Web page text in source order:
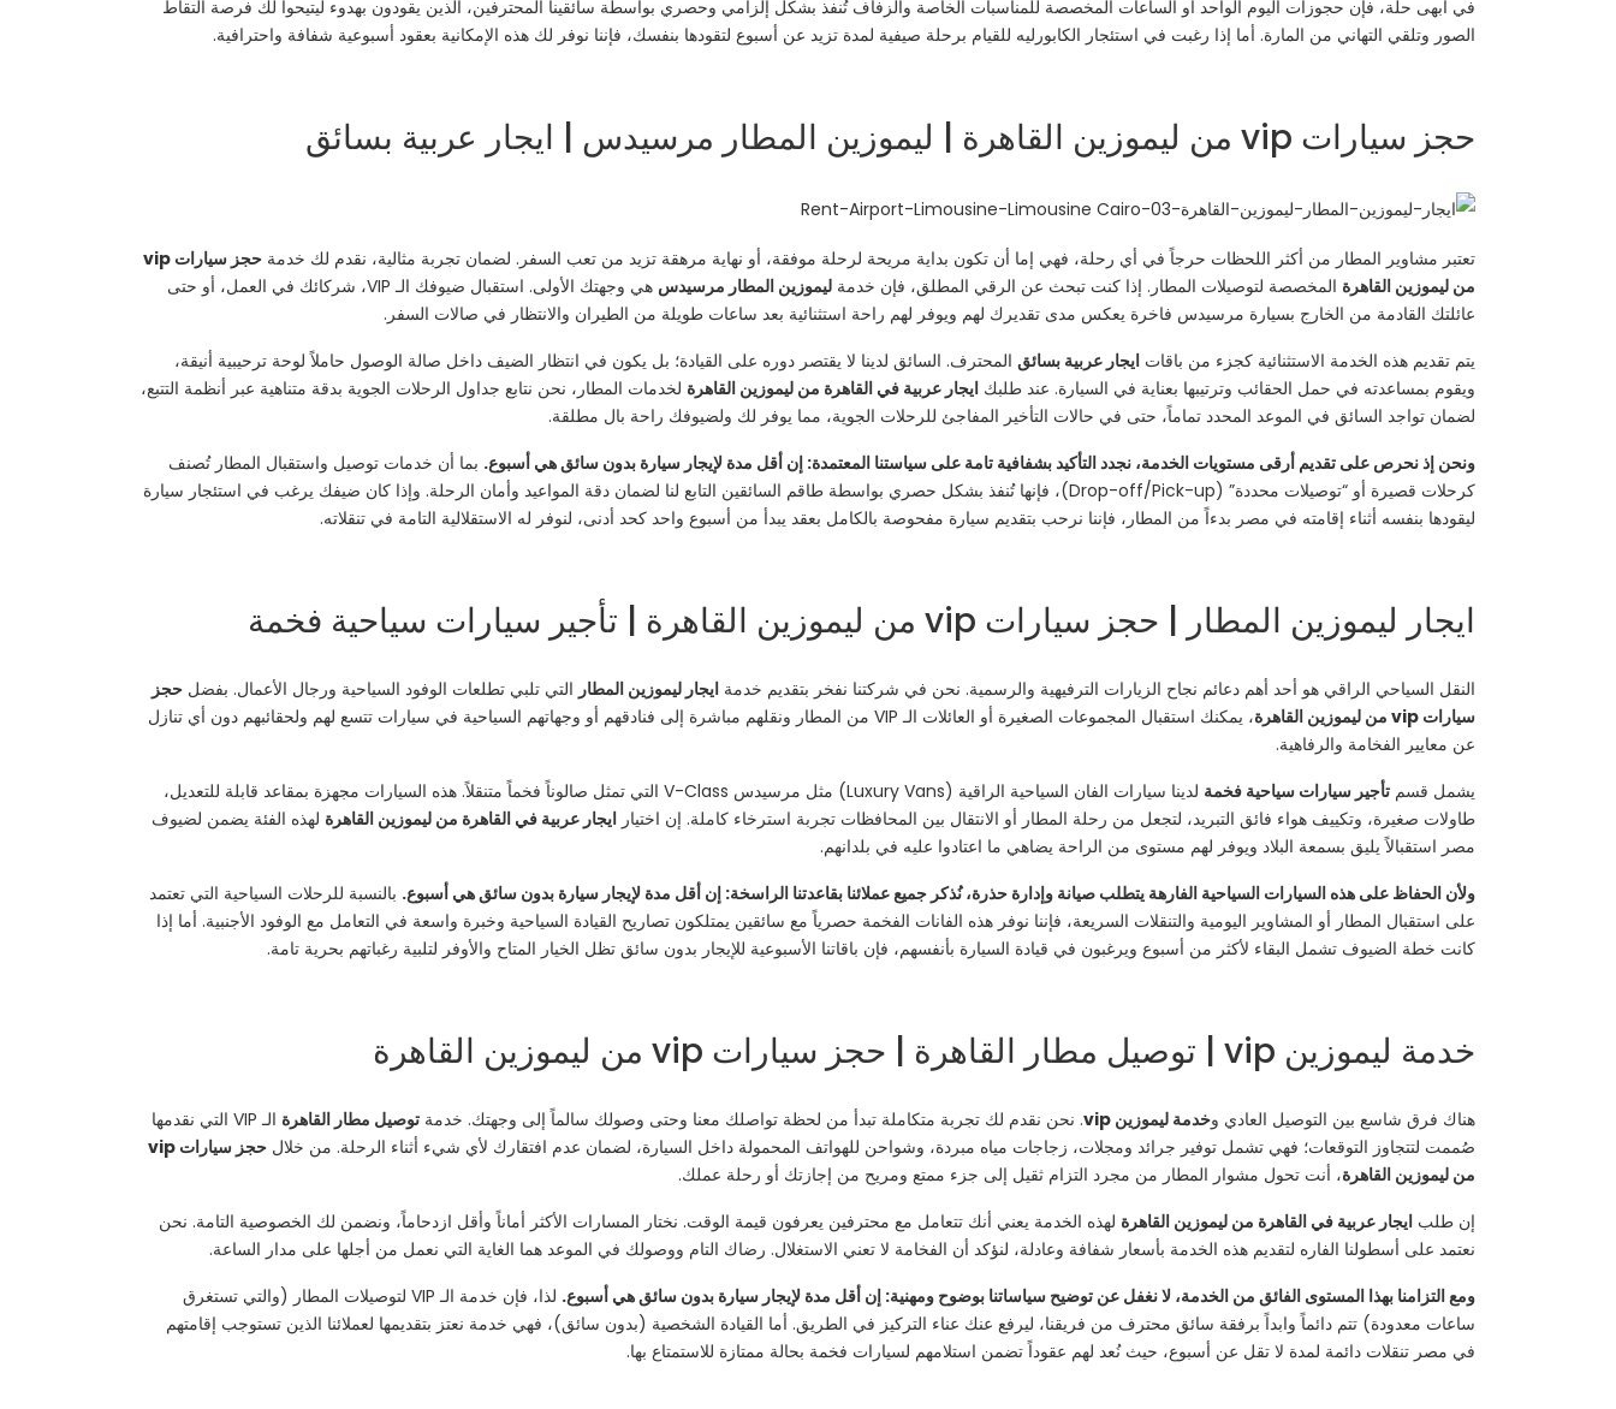
في أبهى حلة، فإن حجوزات اليوم الواحد أو الساعات المخصصة للمناسبات الخاصة والزفاف تُنفذ بشكل إلزامي وحصري بواسطة سائقينا المحترفين، الذين يقودون بهدوء ليتيحوا لك فرصة التقاط
الصور وتلقي التهاني من المارة. أما إذا رغبت في استئجار الكابورليه للقيام برحلة صيفية لمدة تزيد عن أسبوع لتقودها بنفسك، فإننا نوفر لك هذه الإمكانية بعقود أسبوعية شفافة واحترافية.
حجز سيارات vip من ليموزين القاهرة | ليموزين المطار مرسيدس | ايجار عربية بسائق
تعتبر مشاوير المطار من أكثر اللحظات حرجاً في أي رحلة، فهي إما أن تكون بداية مريحة لرحلة موفقة، أو نهاية مرهقة تزيد من تعب السفر. لضمان تجربة مثالية، نقدم لك خدمة
حجز سيارات vip
من ليموزين القاهرة المخصصة لتوصيلات المطار. إذا كنت تبحث عن الرقي المطلق، فإن خدمة ليموزين المطار مرسيدس
هي وجهتك الأولى. استقبال ضيوفك الـ VIP، شركائك في العمل، أو حتى
عائلتك القادمة من الخارج بسيارة مرسيدس فاخرة يعكس مدى تقديرك لهم ويوفر لهم راحة استثنائية بعد ساعات طويلة من الطيران والانتظار في صالات السفر.
يتم تقديم هذه الخدمة الاستثنائية كجزء من باقات ايجار عربية بسائق المحترف. السائق لدينا لا يقتصر دوره على القيادة؛ بل يكون في انتظار الضيف داخل صالة الوصول حاملاً لوحة ترحيبية أنيقة،
ويقوم بمساعدته في حمل الحقائب وترتيبها بعناية في السيارة. عند طلبك ايجار عربية في القاهرة من ليموزين القاهرة لخدمات المطار، نحن نتابع جداول الرحلات الجوية بدقة متناهية عبر أنظمة التتبع،
لضمان تواجد السائق في الموعد المحدد تماماً، حتى في حالات التأخير المفاجئ للرحلات الجوية، مما يوفر لك ولضيوفك راحة بال مطلقة.
ونحن إذ نحرص على تقديم أرقى مستويات الخدمة، نجدد التأكيد بشفافية تامة على سياستنا المعتمدة: إن أقل مدة لإيجار سيارة بدون سائق هي أسبوع. بما أن خدمات توصيل واستقبال المطار تُصنف
كرحلات قصيرة أو “توصيلات محددة” (Drop-off/Pick-up)، فإنها تُنفذ بشكل حصري بواسطة طاقم السائقين التابع لنا لضمان دقة المواعيد وأمان الرحلة. وإذا كان ضيفك يرغب في استئجار سيارة
ليقودها بنفسه أثناء إقامته في مصر بدءاً من المطار، فإننا نرحب بتقديم سيارة مفحوصة بالكامل بعقد يبدأ من أسبوع واحد كحد أدنى، لنوفر له الاستقلالية التامة في تنقلاته.
ايجار ليموزين المطار | حجز سيارات vip من ليموزين القاهرة | تأجير سيارات سياحية فخمة
النقل السياحي الراقي هو أحد أهم دعائم نجاح الزيارات الترفيهية والرسمية. نحن في شركتنا نفخر بتقديم خدمة ايجار ليموزين المطار التي تلبي تطلعات الوفود السياحية ورجال الأعمال. بفضل حجز
سيارات vip من ليموزين القاهرة
، يمكنك استقبال المجموعات الصغيرة أو العائلات الـ VIP من المطار ونقلهم مباشرة إلى فنادقهم أو وجهاتهم السياحية في سيارات تتسع لهم ولحقائبهم دون أي تنازل
عن معايير الفخامة والرفاهية.
يشمل قسم تأجير سيارات سياحية فخمة
لدينا سيارات الفان السياحية الراقية (Luxury Vans) مثل مرسيدس V-Class التي تمثل صالوناً فخماً متنقلاً. هذه السيارات مجهزة بمقاعد قابلة للتعديل،
طاولات صغيرة، وتكييف هواء فائق التبريد، لتجعل من رحلة المطار أو الانتقال بين المحافظات تجربة استرخاء كاملة. إن اختيار ايجار عربية في القاهرة من ليموزين القاهرة لهذه الفئة يضمن لضيوف
مصر استقبالاً يليق بسمعة البلاد ويوفر لهم مستوى من الراحة يضاهي ما اعتادوا عليه في بلدانهم.
ولأن الحفاظ على هذه السيارات السياحية الفارهة يتطلب صيانة وإدارة حذرة، نُذكر جميع عملائنا بقاعدتنا الراسخة: إن أقل مدة لإيجار سيارة بدون سائق هي أسبوع. بالنسبة للرحلات السياحية التي تعتمد
على استقبال المطار أو المشاوير اليومية والتنقلات السريعة، فإننا نوفر هذه الفانات الفخمة حصرياً مع سائقين يمتلكون تصاريح القيادة السياحية وخبرة واسعة في التعامل مع الوفود الأجنبية. أما إذا
كانت خطة الضيوف تشمل البقاء لأكثر من أسبوع ويرغبون في قيادة السيارة بأنفسهم، فإن باقاتنا الأسبوعية للإيجار بدون سائق تظل الخيار المتاح والأوفر لتلبية رغباتهم بحرية تامة.
خدمة ليموزين vip | توصيل مطار القاهرة | حجز سيارات vip من ليموزين القاهرة
هناك فرق شاسع بين التوصيل العادي وخدمة ليموزين vip . نحن نقدم لك تجربة متكاملة تبدأ من لحظة تواصلك معنا وحتى وصولك سالماً إلى وجهتك. خدمة توصيل مطار القاهرة
الـ VIP التي نقدمها
صُممت لتتجاوز التوقعات؛ فهي تشمل توفير جرائد ومجلات، زجاجات مياه مبردة، وشواحن للهواتف المحمولة داخل السيارة، لضمان عدم افتقارك لأي شيء أثناء الرحلة. من خلال
حجز سيارات vip
من ليموزين القاهرة، أنت تحول مشوار المطار من مجرد التزام ثقيل إلى جزء ممتع ومريح من إجازتك أو رحلة عملك.
إن طلب ايجار عربية في القاهرة من ليموزين القاهرة لهذه الخدمة يعني أنك تتعامل مع محترفين يعرفون قيمة الوقت. نختار المسارات الأكثر أماناً وأقل ازدحاماً، ونضمن لك الخصوصية التامة. نحن
نعتمد على أسطولنا الفاره لتقديم هذه الخدمة بأسعار شفافة وعادلة، لنؤكد أن الفخامة لا تعني الاستغلال. رضاك التام ووصولك في الموعد هما الغاية التي نعمل من أجلها على مدار الساعة.
ومع التزامنا بهذا المستوى الفائق من الخدمة، لا نغفل عن توضيح سياساتنا بوضوح ومهنية: إن أقل مدة لإيجار سيارة بدون سائق هي أسبوع.
لذا، فإن خدمة الـ VIP لتوصيلات المطار (والتي تستغرق
ساعات معدودة) تتم دائماً وابداً برفقة سائق محترف من فريقنا، ليرفع عنك عناء التركيز في الطريق. أما القيادة الشخصية (بدون سائق)، فهي خدمة نعتز بتقديمها لعملائنا الذين تستوجب إقامتهم
في مصر تنقلات دائمة لمدة لا تقل عن أسبوع، حيث نُعد لهم عقوداً تضمن استلامهم لسيارات فخمة بحالة ممتازة للاستمتاع بها.